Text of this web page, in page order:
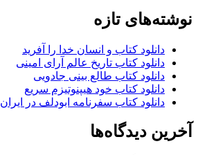
نوشته‌های تازه
دانلود کتاب و انسان خدا را آفرید
دانلود کتاب تاریخ عالم آرای امینی
دانلود کتاب طالع بینی جادویی
دانلود کتاب خود هیپنوتیزم سریع
دانلود کتاب سفرنامه ابودلف در ایران
آخرین دیدگاه‌ها